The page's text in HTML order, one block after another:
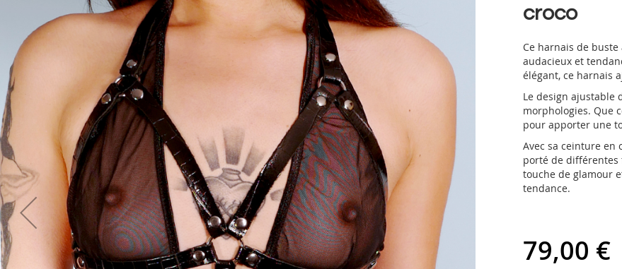
images
gallery
croco
Ce harnais de
audacieux et
élégant, ce harnais
Le design ajustable
morphologies. Que
pour apporter une
Avec sa ceinture en
porté de différentes
touche de glamour
tendance.
79,00 €